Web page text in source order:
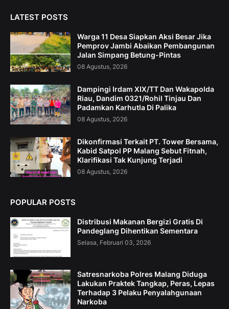
LATEST POSTS
Warga 11 Desa Siapkan Aksi Besar Jika
Pemprov Jambi Abaikan Pembangunan
Jalan Simpang Betung-Pintas
08 Agustus, 2026
Dampingi Irdam XIX/TT Dan Wakapolda
Riau, Dandim 0321/Rohil Tinjau Dan
Padamkan Karhutla Di Palika
08 Agustus, 2026
Dikonfirmasi Terkait PT. Tower Bersama,
Kabid Satpol PP Malang Sebut Fitnah,
Klarifikasi Tak Kunjung Terjadi
08 Agustus, 2026
POPULAR POSTS
Distribusi Makanan Bergizi Gratis Di
Pandeglang Dihentikan Sementara
Selasa, Februari 03, 2026
Satresnarkoba Polres Malang Diduga
Lakukan Praktek Tangkap, Peras, Lepas
Terhadap 3 Pelaku Penyalahgunaan
Narkoba